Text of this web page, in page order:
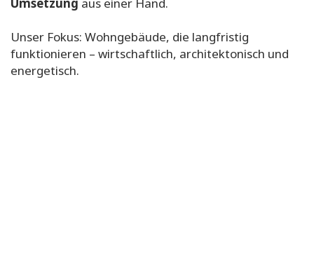
Umsetzung aus einer Hand.
Unser Fokus: Wohngebäude, die langfristig
funktionieren – wirtschaftlich, architektonisch und
energetisch.